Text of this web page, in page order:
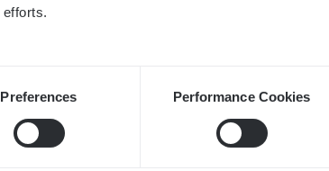
Preferences Performance Cookies